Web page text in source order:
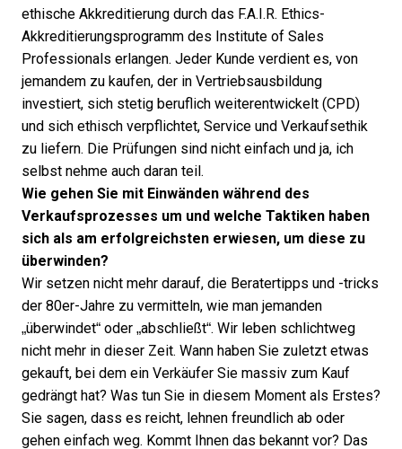
ethische Akkreditierung durch das F.A.I.R. Ethics-
Akkreditierungsprogramm des Institute of Sales
Professionals erlangen. Jeder Kunde verdient es, von
jemandem zu kaufen, der in Vertriebsausbildung
investiert, sich stetig beruflich weiterentwickelt (CPD)
und sich ethisch verpflichtet, Service und Verkaufsethik
zu liefern. Die Prüfungen sind nicht einfach und ja, ich
selbst nehme auch daran teil.
Wie gehen Sie mit Einwänden während des
Verkaufsprozesses um und welche Taktiken haben
sich als am erfolgreichsten erwiesen, um diese zu
überwinden?
Wir setzen nicht mehr darauf, die Beratertipps und -tricks
der 80er-Jahre zu vermitteln, wie man jemanden
„überwindet“ oder „abschließt“. Wir leben schlichtweg
nicht mehr in dieser Zeit. Wann haben Sie zuletzt etwas
gekauft, bei dem ein Verkäufer Sie massiv zum Kauf
gedrängt hat? Was tun Sie in diesem Moment als Erstes?
Sie sagen, dass es reicht, lehnen freundlich ab oder
gehen einfach weg. Kommt Ihnen das bekannt vor? Das